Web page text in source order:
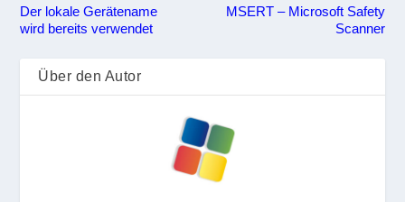
Der lokale Gerätename
wird bereits verwendet
MSERT – Microsoft Safety
Scanner
Über den Autor